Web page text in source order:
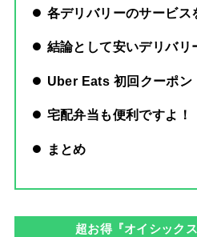
各デリバリーのサービス
結論として安いデリバリ
Uber Eats 初回クーポン
宅配弁当も便利ですよ！
まとめ
超お得『オイシック